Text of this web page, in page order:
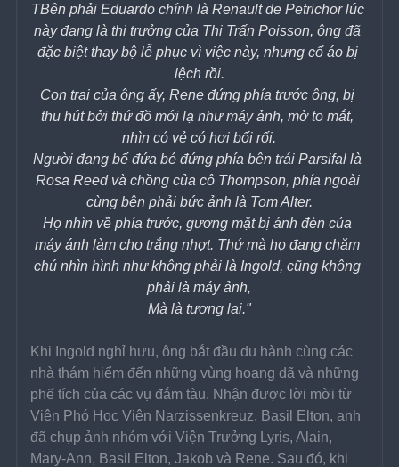
TBên phải Eduardo chính là Renault de Petrichor lúc
này đang là thị trưởng của Thị Trấn Poisson, ông đã
đặc biệt thay bộ lễ phục vì việc này, nhưng cổ áo bị
lệch rồi.
Con trai của ông ấy, Rene đứng phía trước ông, bị
thu hút bởi thứ đồ mới lạ như máy ảnh, mở to mắt,
nhìn có vẻ có hơi bối rối.
Người đang bế đứa bé đứng phía bên trái Parsifal là
Rosa Reed và chồng của cô Thompson, phía ngoài
cùng bên phải bức ảnh là Tom Alter.
Họ nhìn về phía trước, gương mặt bị ánh đèn của
máy ánh làm cho trắng nhợt. Thứ mà họ đang chăm
chú nhìn hình như không phải là Ingold, cũng không
phải là máy ảnh,
Mà là tương lai."
Khi Ingold nghỉ hưu, ông bắt đầu du hành cùng các
nhà thám hiểm đến những vùng hoang dã và những
phế tích của các vụ đắm tàu. Nhận được lời mời từ
Viện Phó Học Viện Narzissenkreuz, Basil Elton, anh
đã chụp ảnh nhóm với Viện Trưởng Lyris, Alain,
Mary-Ann, Basil Elton, Jakob và Rene. Sau đó, khi